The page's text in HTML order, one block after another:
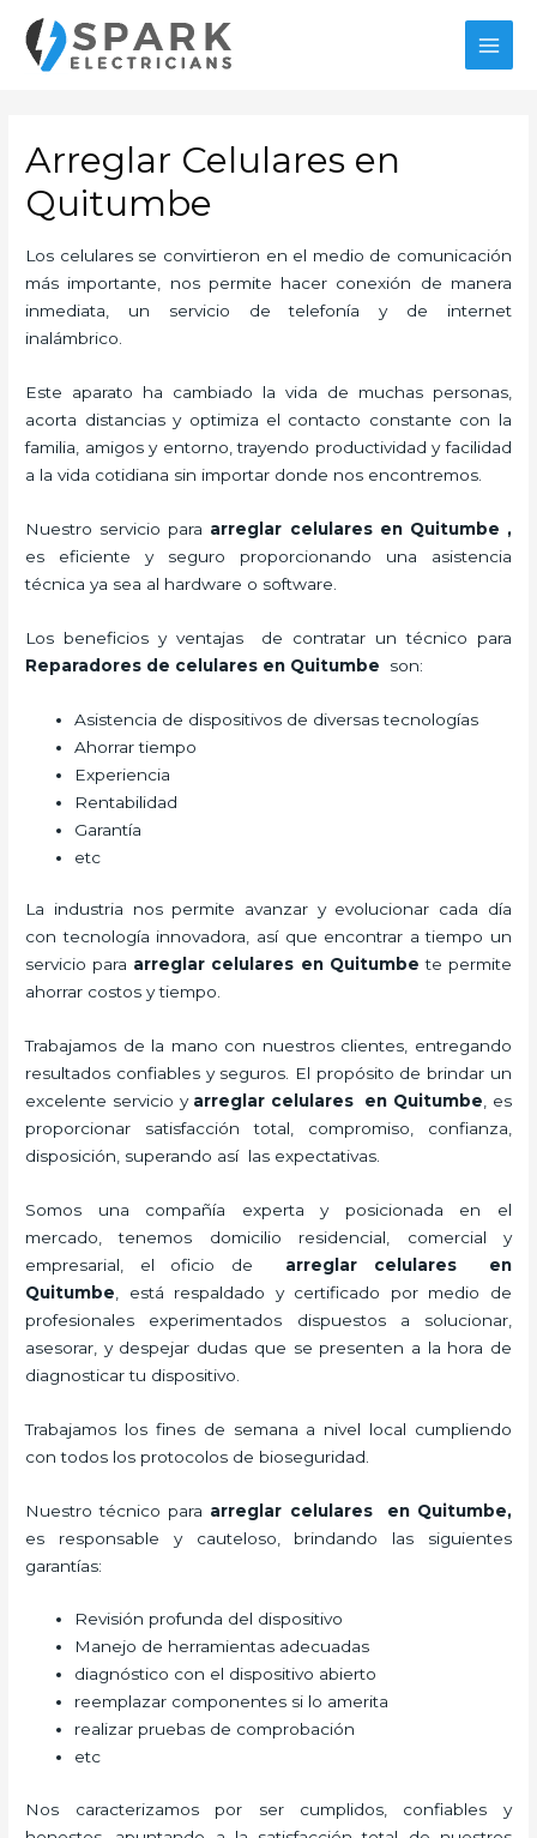
contenido
Arreglar Celulares en
Quitumbe
Los celulares se convirtieron en el medio de comunicación
más importante, nos permite hacer conexión de manera
inmediata, un servicio de telefonía y de internet
inalámbrico.
Este aparato ha cambiado la vida de muchas personas,
acorta distancias y optimiza el contacto constante con la
familia, amigos y entorno, trayendo productividad y facilidad
a la vida cotidiana sin importar donde nos encontremos.
Nuestro servicio para arreglar celulares en Quitumbe ,
es eficiente y seguro proporcionando una asistencia
técnica ya sea al hardware o software.
Los beneficios y ventajas de contratar un técnico para
Reparadores de celulares en Quitumbe son:
Asistencia de dispositivos de diversas tecnologías
Ahorrar tiempo
Experiencia
Rentabilidad
Garantía
etc
La industria nos permite avanzar y evolucionar cada día
con tecnología innovadora, así que encontrar a tiempo un
servicio para arreglar celulares en Quitumbe te permite
ahorrar costos y tiempo.
Trabajamos de la mano con nuestros clientes, entregando
resultados confiables y seguros. El propósito de brindar un
excelente servicio y arreglar celulares en Quitumbe , es
proporcionar satisfacción total, compromiso, confianza,
disposición, superando así las expectativas.
Somos una compañía experta y posicionada en el
mercado, tenemos domicilio residencial, comercial y
empresarial, el oficio de arreglar celulares en
Quitumbe , está respaldado y certificado por medio de
profesionales experimentados dispuestos a solucionar,
asesorar, y despejar dudas que se presenten a la hora de
diagnosticar tu dispositivo.
Trabajamos los fines de semana a nivel local cumpliendo
con todos los protocolos de bioseguridad.
Nuestro técnico para arreglar celulares en Quitumbe,
es responsable y cauteloso, brindando las siguientes
garantías:
Revisión profunda del dispositivo
Manejo de herramientas adecuadas
diagnóstico con el dispositivo abierto
reemplazar componentes si lo amerita
realizar pruebas de comprobación
etc
Nos caracterizamos por ser cumplidos, confiables y